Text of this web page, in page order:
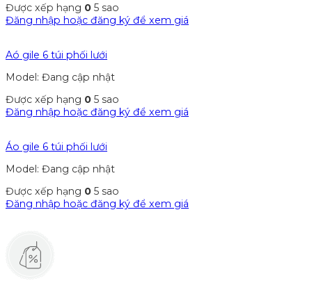
Được xếp hạng 0 5 sao
Đăng nhập hoặc đăng ký để xem giá
Aó gile 6 túi phối lưới
Model: Đang cập nhật
Được xếp hạng 0 5 sao
Đăng nhập hoặc đăng ký để xem giá
Áo gile 6 túi phối lưới
Model: Đang cập nhật
Được xếp hạng 0 5 sao
Đăng nhập hoặc đăng ký để xem giá